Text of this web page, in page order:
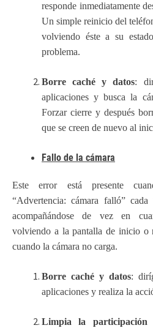
responde inmediatamente
Un simple reinicio del
volviendo éste a su
problema.
Borre caché y datos:
aplicaciones y busca la
Forzar cierre y después
que se creen de nuevo al
Fallo de la cámara
Este error está presente
“Advertencia: cámara falló”
acompañándose de vez en
volviendo a la pantalla de inicio o
cuando la cámara no carga.
Borre caché y datos:
aplicaciones y realiza la
Limpia la participación